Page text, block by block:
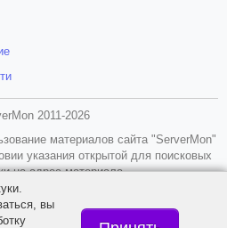
2011-2026
материалов сайта "ServerMon"
указания открытой для поисковых
на адрес материала.
18+вы